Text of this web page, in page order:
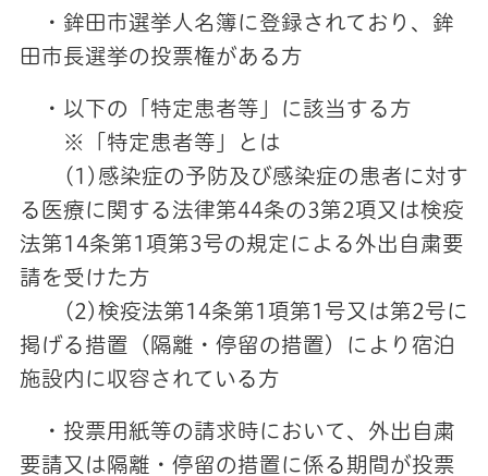
・鉾田市選挙人名簿に登録されており、鉾
田市長選挙の投票権がある方
・以下の「特定患者等」に該当する方
※「特定患者等」とは
(1)感染症の予防及び感染症の患者に対す
る医療に関する法律第44条の3第2項又は検疫
法第14条第1項第3号の規定による外出自粛要
請を受けた方
(2)検疫法第14条第1項第1号又は第2号に
掲げる措置（隔離・停留の措置）により宿泊
施設内に収容されている方
・投票用紙等の請求時において、外出自粛
要請又は隔離・停留の措置に係る期間が投票